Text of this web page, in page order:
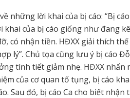
những lời khai của bị cáo: “Bị
của bị cáo giống như đang
có nhận tiền. HĐXX giải thích
lý”. Chủ tọa cũng lưu ý bị cáo
tình tiết giảm nhẹ. HĐXX nhấn
của cơ quan tố tụng, bị cáo
Sau đó, bị cáo Ca cho biết